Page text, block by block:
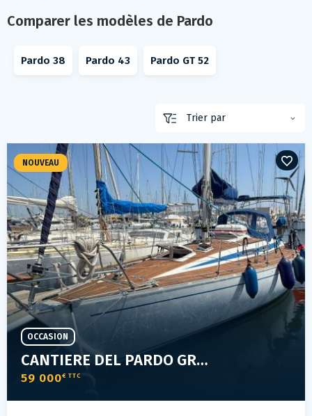
Comparer les modèles de Pardo
Pardo 38 Pardo 43 Pardo GT 52
CANTIERE DEL PARDO GRAND SOLEIL 35
59 000€ TTC
OCCASION
NOUVEAU